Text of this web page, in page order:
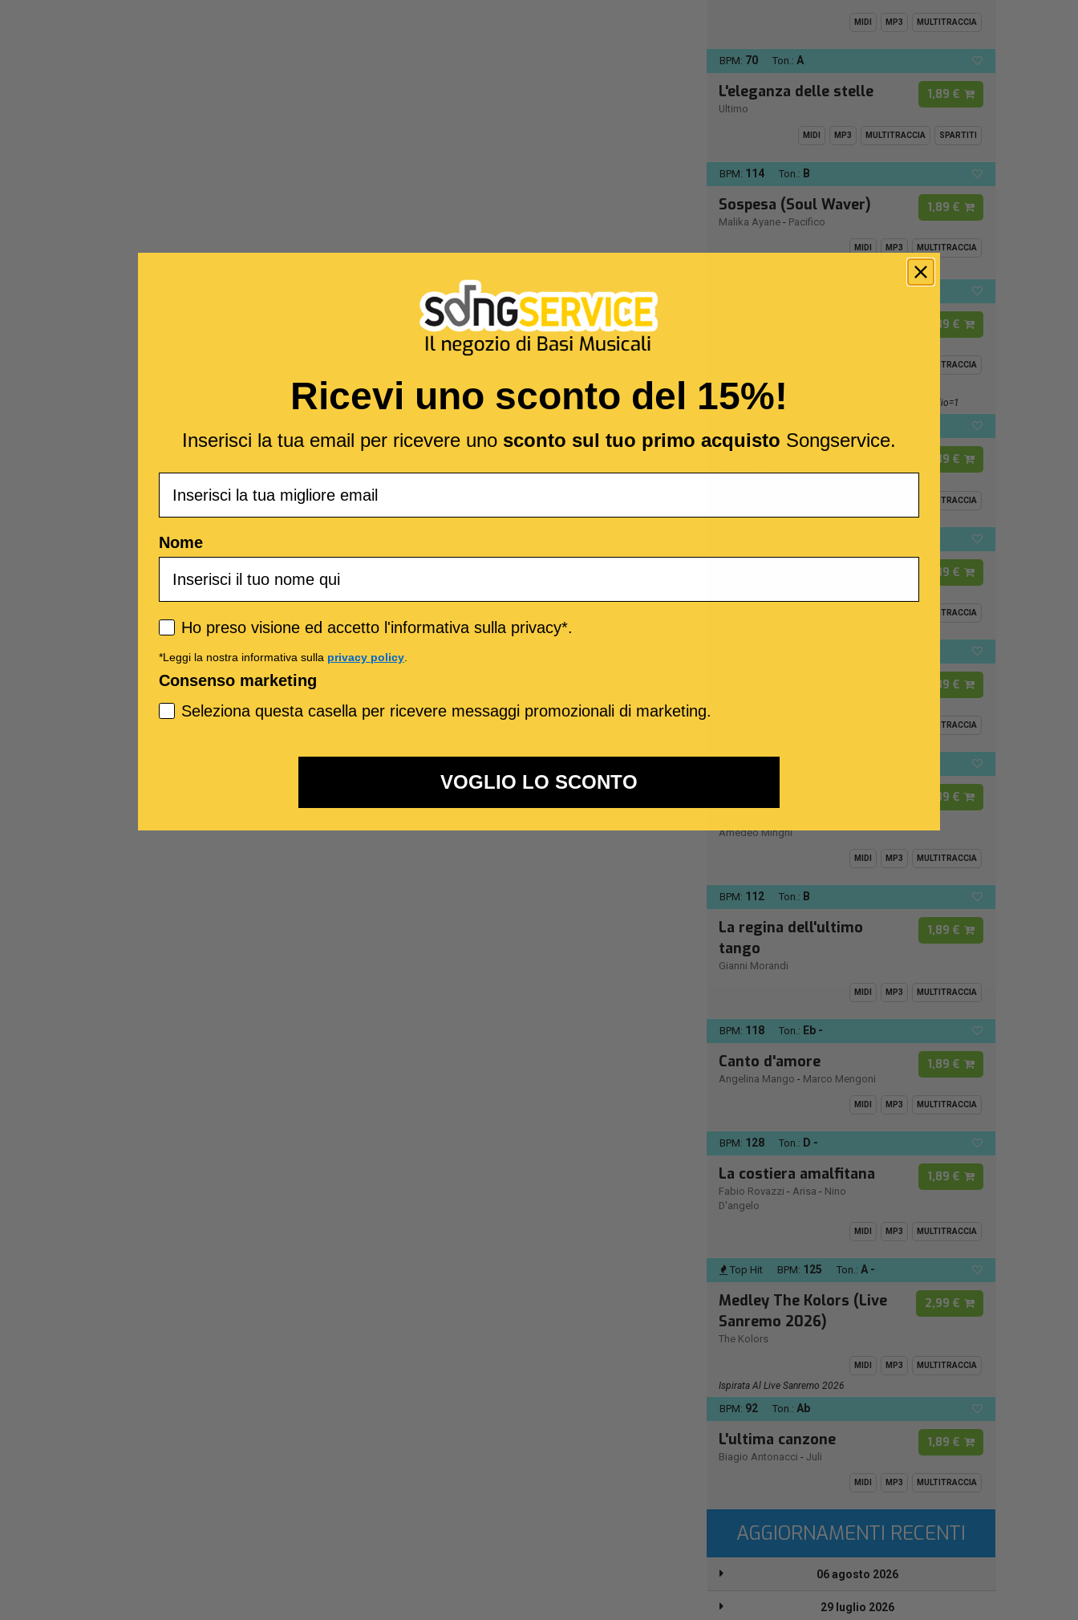
MIDI MP3 MULTITRACCIA
BPM: 70 Ton.: A
L'eleganza delle stelle
Ultimo
1,89 €
MIDI MP3 MULTITRACCIA SPARTITI
BPM: 114 Ton.: B
Sospesa (Soul Waver)
Malika Ayane - Pacifico
1,89 €
MIDI MP3 MULTITRACCIA
1,89 €
MULTITRACCIA
Https://www.youtube.com/watch?
V=wYDsvPWV2V4&list=RDwYDsvPWV2V4&start_radio=1
Per una donna
Franco Califano
1,89 €
MULTITRACCIA
1,89 €
MULTITRACCIA
1,89 €
MULTITRACCIA
Amedeo Minghi
1,89 €
MIDI MP3 MULTITRACCIA
BPM: 112 Ton.: B
La regina dell'ultimo
tango
Gianni Morandi
1,89 €
MIDI MP3 MULTITRACCIA
BPM: 118 Ton.: Eb -
Canto d'amore
Angelina Mango - Marco Mengoni
1,89 €
MIDI MP3 MULTITRACCIA
BPM: 128 Ton.: D -
La costiera amalfitana
Fabio Rovazzi - Arisa - Nino
D'angelo
1,89 €
MIDI MP3 MULTITRACCIA
Top Hit BPM: 125 Ton.: A -
Medley The Kolors (Live
Sanremo 2026)
The Kolors
2,99 €
MIDI MP3 MULTITRACCIA
Ispirata Al Live Sanremo 2026
BPM: 92 Ton.: Ab
L'ultima canzone
Biagio Antonacci - Juli
1,89 €
MIDI MP3 MULTITRACCIA
AGGIORNAMENTI RECENTI
06 agosto 2026
29 luglio 2026
Ricevi uno sconto del 15%!
Inserisci la tua email per ricevere uno sconto sul tuo primo acquisto Songservice.
Nome
Privacy policy
Ho preso visione ed accetto l'informativa sulla privacy*.
*Leggi la nostra informativa sulla privacy policy.
Consenso marketing
Seleziona questa casella per ricevere messaggi promozionali di marketing.
VOGLIO LO SCONTO